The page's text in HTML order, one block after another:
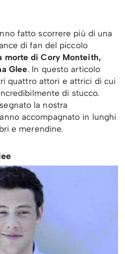
fatto scorrere più di una
di fan del piccolo
morte di Cory Monteith,
Glee. In questo articolo
quattro attori e attrici di cui
di stucco.
la nostra
accompagnato in lunghi
e merendine.